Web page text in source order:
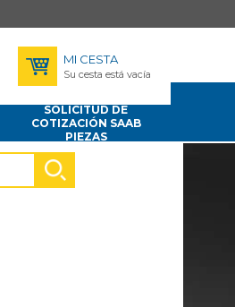
MI CESTA
Su cesta está vacía
SOLICITUD DE
COTIZACIÓN SAAB
PIEZAS